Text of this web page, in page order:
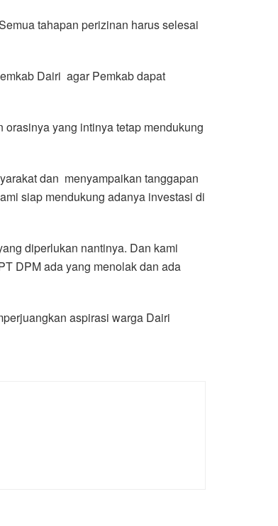
tahapan perizinan harus selesai
Dairi agar Pemkab dapat
yang intinya tetap mendukung
dan menyampaikan tanggapan
siap mendukung adanya investasi di
diperlukan nantinya. Dan kami
DPM ada yang menolak dan ada
aspirasi warga Dairi